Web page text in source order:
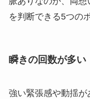
を判断できる5つの
瞬きの回数が多い
強い緊張感や動揺